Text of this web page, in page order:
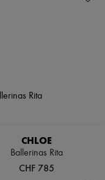
CHLOE
Ballerinas Rita
CHF 785